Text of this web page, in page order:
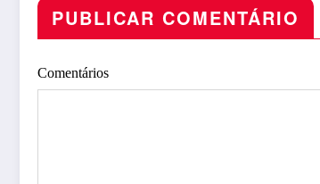
PUBLICAR COMENTÁRIO
Comentários